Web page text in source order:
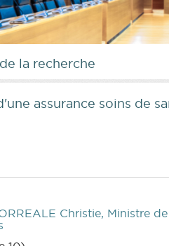
la recherche
assurance soins de
Christie, Ministre